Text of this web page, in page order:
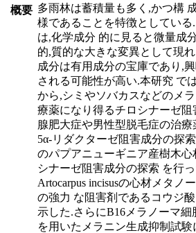
概要 多雨林は蓄積量も多く,かつ構
様であることを特徴としてい
は,化学成分 的に見ると微量成
的,質的な大きな変異として現
成分は有用成分の宝庫であり,
される可能性が高い.本研究 で
から,シミやソバカスなどのメ
療薬になり得るチロシナーゼ
腺肥大症や男性型脱毛症の治
5α-リダクターゼ阻害成分の探
のパプアニューギニア産樹木心
シナーゼ阻害成分の探索 を行
Artocarpus incisusの心材メタノ
の強力 な阻害剤であるコウジ
示した.さらにB16メラノーマ細
を用いたメラニン生成抑制試